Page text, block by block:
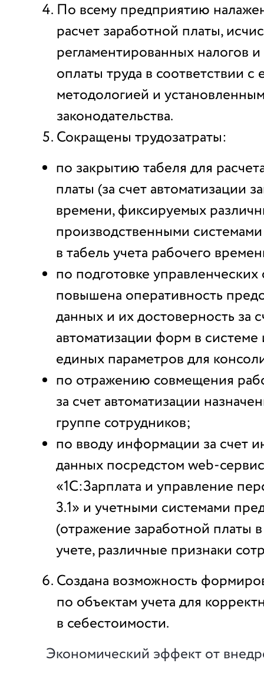
По всему предприятию
расчет заработной платы,
регламентированных налогов
оплаты труда в соответствии с
методологией и
законодательства.
Сокращены трудозатраты:
по закрытию табеля для
платы (за счет автоматизации
времени, фиксируемых
производственными
в табель учета рабочего
по подготовке управленческих
повышена оперативность
данных и их достоверность за
автоматизации форм в
единых параметров для
по отражению совмещения
за счет автоматизации
группе сотрудников;
по вводу информации за счет
данных посредстом
«1С:Зарплата и управление
3.1» и учетными системами
(отражение заработной платы
учете, различные признаки
Создана возможность
по объектам учета для
в себестоимости.
Экономический эффект от